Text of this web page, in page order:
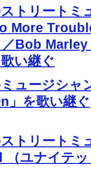
トリートミ
More
Bob
い継ぐ
ュージシャ
」を歌い継ぐ
トリートミ
（ユナイテ